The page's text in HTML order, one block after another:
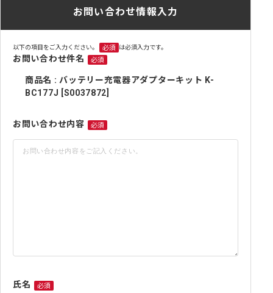
お問い合わせ情報入力
以下の項目をご入力ください。 必須 は必須入力です。
お問い合わせ件名 必須
商品名 : バッテリー充電器アダプターキット K-
BC177J [S0037872]
お問い合わせ内容 必須
氏名 必須